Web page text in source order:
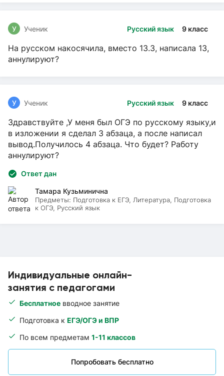
Индивидуальные онлайн-
занятия с педагогами
Бесплатное вводное занятие
Подготовка к ЕГЭ/ОГЭ и ВПР
По всем предметам 1-11 классов
Попробовать бесплатно
Русский язык 9 класс
У Ученик
На русском накосячила, вместо 13.3, написала 13,
аннулируют?
Русский язык 9 класс
У Ученик
Здравствуйте ,У меня был ОГЭ по русскому языку,и
в изложении я сделал 3 абзаца, а после написал
вывод.Получилось 4 абзаца. Что будет? Работу
аннулируют?
Ответ дан
Тамара Кузьминична
Предметы: Подготовка к ЕГЭ, Литература, Подготовка
к ОГЭ, Русский язык